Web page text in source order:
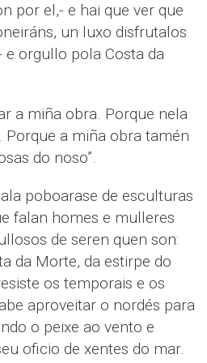
por el,- e hai que ver que
un luxo disfrutalos
e orgullo pola Costa da
a miña obra. Porque nela
Porque a miña obra tamén
do noso”.
poboarase de esculturas
falan homes e mulleres
de seren quen son:
da Morte, da estirpe do
os temporais e os
aproveitar o nordés para
o peixe ao vento e
oficio de xentes do mar.